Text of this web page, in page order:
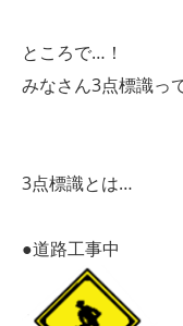
ところで…！
みなさん3点標識っ
3点標識とは…
●道路工事中